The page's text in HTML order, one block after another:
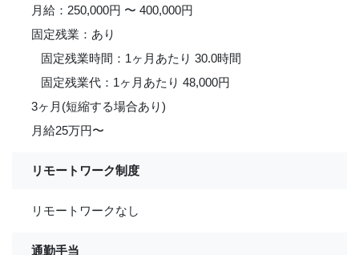
月給：250,000円 〜 400,000円
固定残業：あり
固定残業時間：1ヶ月あたり 30.0時間
固定残業代：1ヶ月あたり 48,000円
3ヶ月(短縮する場合あり)
月給25万円〜
リモートワーク制度
リモートワークなし
通勤手当